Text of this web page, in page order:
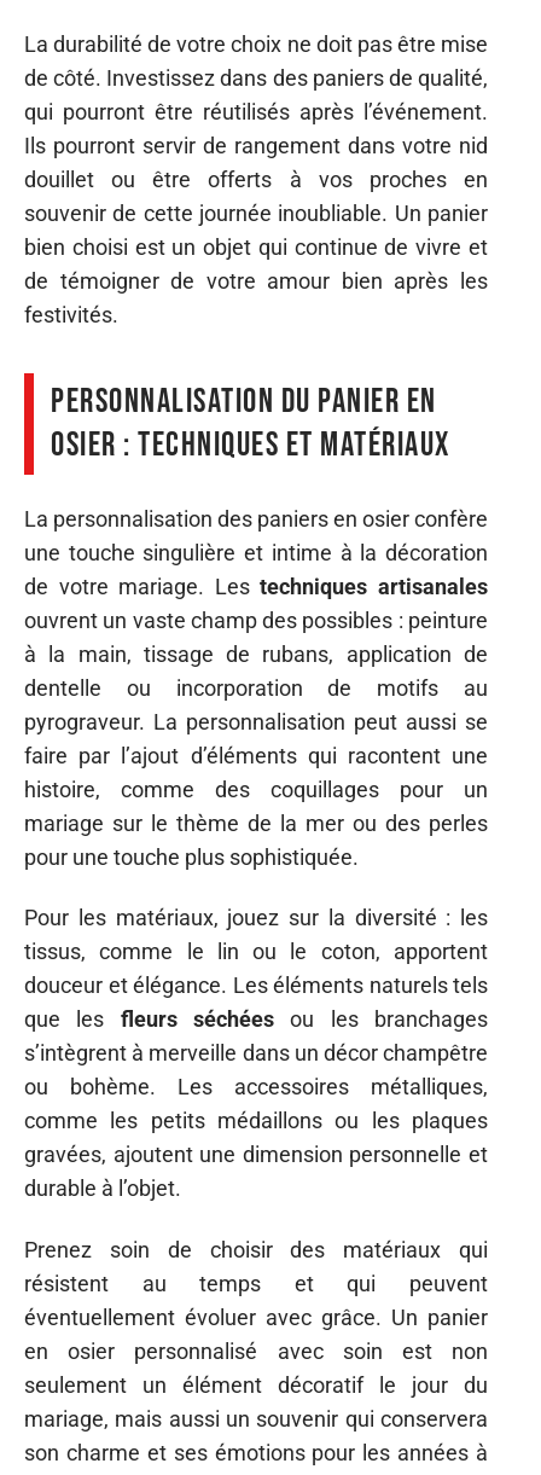
La durabilité de votre choix ne doit pas être mise
de côté. Investissez dans des paniers de qualité,
qui pourront être réutilisés après l’événement.
Ils pourront servir de rangement dans votre nid
douillet ou être offerts à vos proches en
souvenir de cette journée inoubliable. Un panier
bien choisi est un objet qui continue de vivre et
de témoigner de votre amour bien après les
festivités.
Personnalisation du panier en
osier : techniques et matériaux
La personnalisation des paniers en osier confère
une touche singulière et intime à la décoration
de votre mariage. Lestechniques artisanales
ouvrent un vaste champ des possibles : peinture
à la main, tissage de rubans, application de
dentelle ou incorporation de motifs au
pyrograveur. La personnalisation peut aussi se
faire par l’ajout d’éléments qui racontent une
histoire, comme des coquillages pour un
mariage sur le thème de la mer ou des perles
pour une touche plus sophistiquée.
Pour les matériaux, jouez sur la diversité : les
tissus, comme le lin ou le coton, apportent
douceur et élégance. Les éléments naturels tels
que les fleurs séchées ou les branchages
s’intègrent à merveille dans un décor champêtre
ou bohème. Les accessoires métalliques,
comme les petits médaillons ou les plaques
gravées, ajoutent une dimension personnelle et
durable à l’objet.
Prenez soin de choisir des matériaux qui
résistent au temps et qui peuvent
éventuellement évoluer avec grâce. Un panier
en osier personnalisé avec soin est non
seulement un élément décoratif le jour du
mariage, mais aussi un souvenir qui conservera
son charme et ses émotions pour les années à